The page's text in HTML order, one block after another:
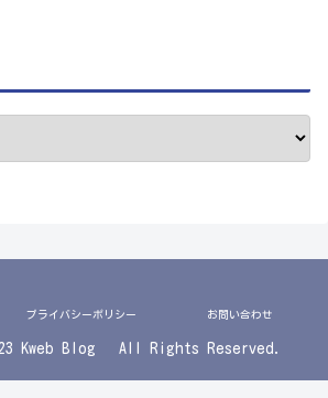
プライバシーポリシー お問い合わせ
Kweb Blog All Rights Reserved.